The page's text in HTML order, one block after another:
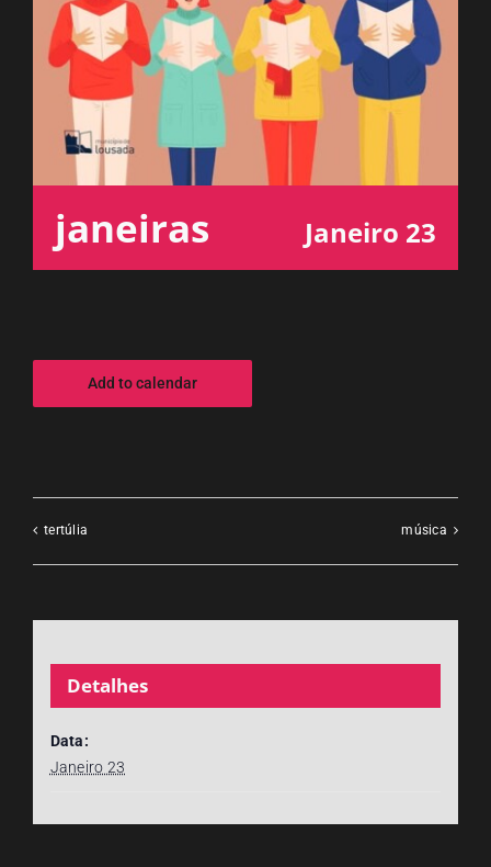
CONTACTOS
OUVIR
janeiras Janeiro 23
Add to calendar
tertúlia música
Detalhes
Data:
Janeiro 23